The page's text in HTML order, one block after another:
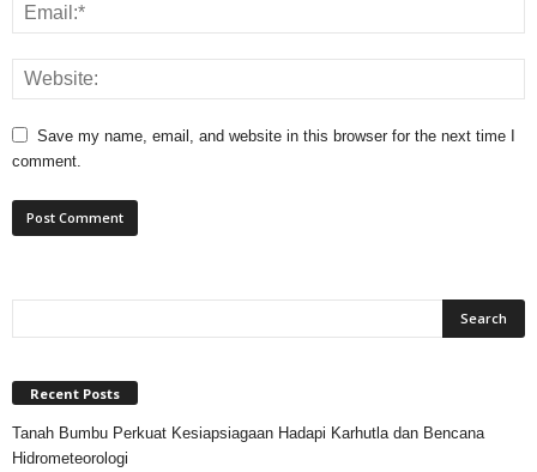
Save my name, email, and website in this browser for the next time I
comment.
Recent Posts
Tanah Bumbu Perkuat Kesiapsiagaan Hadapi Karhutla dan Bencana
Hidrometeorologi